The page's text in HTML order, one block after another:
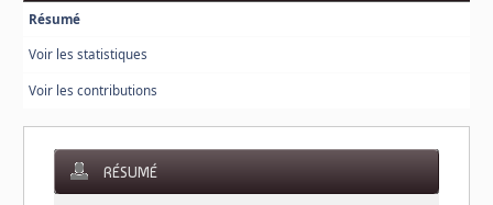
Résumé
Voir les statistiques
Voir les contributions
RÉSUMÉ